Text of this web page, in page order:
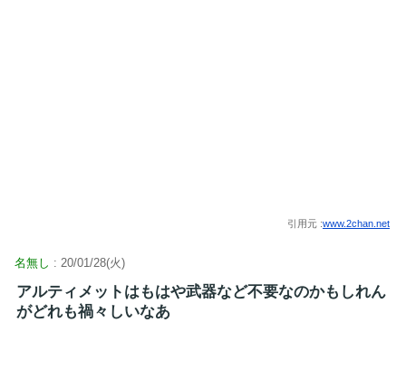
引用元 :www.2chan.net
名無し : 20/01/28(火)
アルティメットはもはや武器など不要なのかもしれん
がどれも禍々しいなあ